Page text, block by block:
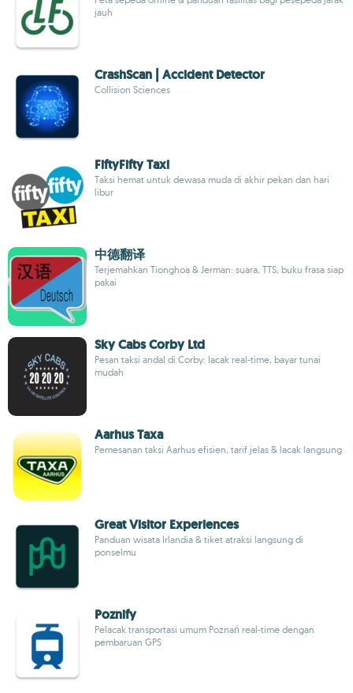
jauh
CrashScan | Accident Detector
Collision Sciences
FiftyFifty Taxi
Taksi hemat untuk dewasa muda di akhir pekan dan hari
libur
中德翻译
Terjemahkan Tionghoa & Jerman: suara, TTS, buku frasa siap
pakai
Sky Cabs Corby Ltd
Pesan taksi andal di Corby: lacak real-time, bayar tunai
mudah
Aarhus Taxa
Pemesanan taksi Aarhus efisien, tarif jelas & lacak langsung
Great Visitor Experiences
Panduan wisata Irlandia & tiket atraksi langsung di
ponselmu
Poznify
Pelacak transportasi umum Poznań real-time dengan
pembaruan GPS